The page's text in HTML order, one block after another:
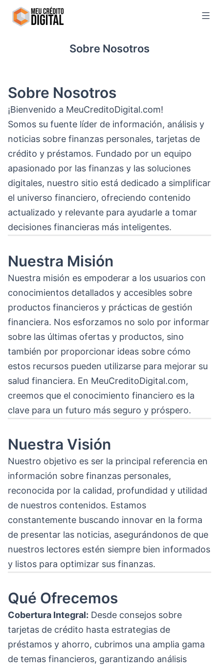
Skip
Sobre Nosotros
Sobre Nosotros
¡Bienvenido a MeuCreditoDigital.com!
Somos su fuente líder de información, análisis y
noticias sobre finanzas personales, tarjetas de
crédito y préstamos. Fundado por un equipo
apasionado por las finanzas y las soluciones
digitales, nuestro sitio está dedicado a simplificar
el universo financiero, ofreciendo contenido
actualizado y relevante para ayudarle a tomar
decisiones financieras más inteligentes.
Nuestra Misión
Nuestra misión es empoderar a los usuarios con
conocimientos detallados y accesibles sobre
productos financieros y prácticas de gestión
financiera. Nos esforzamos no solo por informar
sobre las últimas ofertas y productos, sino
también por proporcionar ideas sobre cómo
estos recursos pueden utilizarse para mejorar su
salud financiera. En MeuCreditoDigital.com,
creemos que el conocimiento financiero es la
clave para un futuro más seguro y próspero.
Nuestra Visión
Nuestro objetivo es ser la principal referencia en
información sobre finanzas personales,
reconocida por la calidad, profundidad y utilidad
de nuestros contenidos. Estamos
constantemente buscando innovar en la forma
de presentar las noticias, asegurándonos de que
nuestros lectores estén siempre bien informados
y listos para optimizar sus finanzas.
Qué Ofrecemos
Cobertura Integral: Desde consejos sobre
tarjetas de crédito hasta estrategias de
préstamos y ahorro, cubrimos una amplia gama
de temas financieros, garantizando análisis